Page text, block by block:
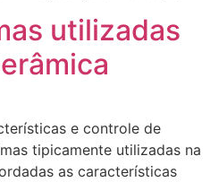
utilizadas
e controle de
tipicamente utilizadas na
as características